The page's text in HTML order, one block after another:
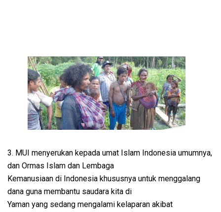
3. MUI menyerukan kepada umat Islam Indonesia umumnya,
dan Ormas Islam dan Lembaga
Kemanusiaan di Indonesia khususnya untuk menggalang
dana guna membantu saudara kita di
Yaman yang sedang mengalami kelaparan akibat